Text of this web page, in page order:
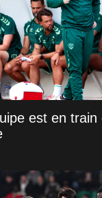
est en train